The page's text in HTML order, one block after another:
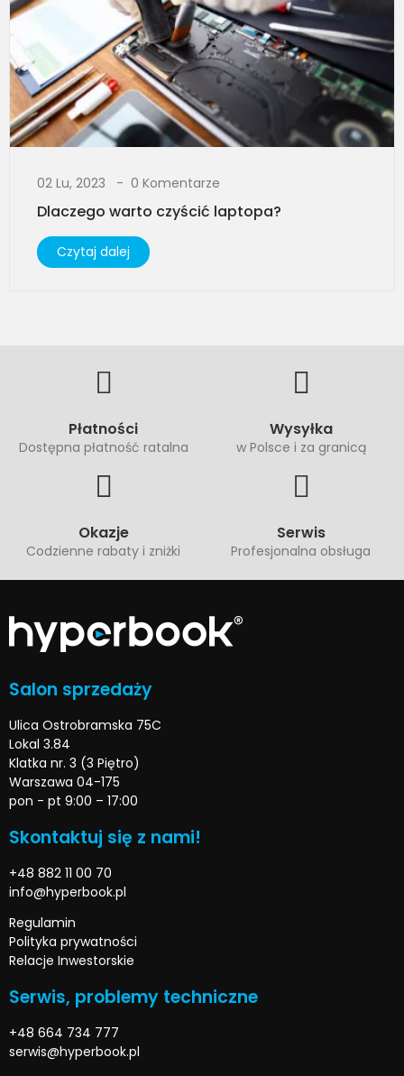
02 Lu, 2023 0 Komentarze
Dlaczego warto czyścić laptopa?
Czytaj dalej
Płatności
Dostępna płatność ratalna
Wysyłka
w Polsce i za granicą
Okazje
Codzienne rabaty i zniżki
Serwis
Profesjonalna obsługa
Salon sprzedaży
Ulica Ostrobramska 75C
Lokal 3.84
Klatka nr. 3 (3 Piętro)
Warszawa 04-175
pon - pt 9:00 – 17:00
Skontaktuj się z nami!
+48 882 11 00 70
info@hyperbook.pl
Regulamin
Polityka prywatności
Relacje Inwestorskie
Serwis, problemy techniczne
+48 664 734 777
serwis@hyperbook.pl